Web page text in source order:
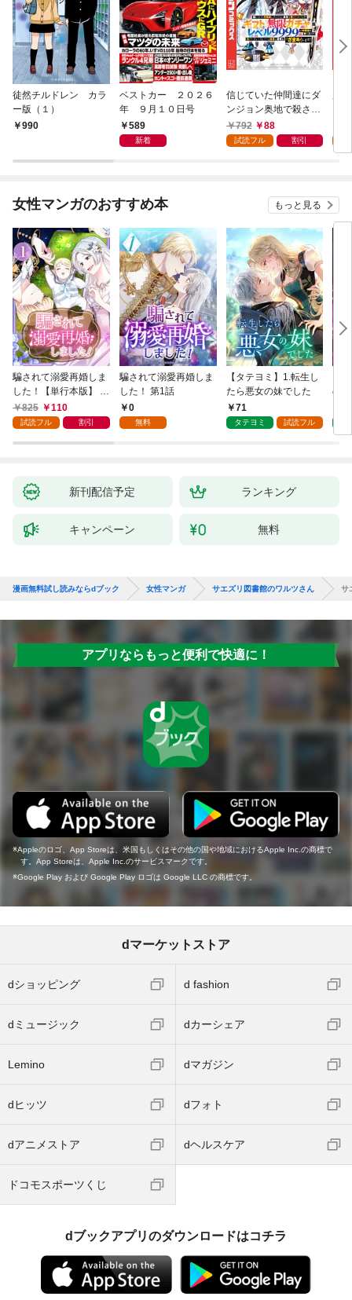
徒然チルドレン カラ
ー版（１）
990
ベストカー ２０２６
年 ９月１０日号
589
新着
信じていた仲間達にダ
ンジョン奥地で殺され
かけたがギフト『無限
ガチャ』でレベル９９
『ざまぁ！』します！
792 88
試読フル 割引
女性マンガのおすすめ本 もっと見る
騙されて溺愛再婚しま
した！【単行本版】 1
巻825 110
試読フル 割引
騙されて溺愛再婚しま
した！ 第1話
0
無料
【タテヨミ】1.転生し
たら悪女の妹でした
71
タテヨミ 試読フル
の
新刊配信予定 ランキング
キャンペーン 無料
漫画無料試し読みならdブック 女性マンガ サエズリ図書館のワルツさん サ
アプリならもっと便利で快適に！
Appleのロゴ、App Storeは、米国もしくはその他の国や地域におけるApple Inc.の商標で
す。App Storeは、Apple Inc.のサービスマークです。
Google Play および Google Play ロゴは Google LLC の商標です。
dマーケットストア
dショッピング d fashion
dミュージック dカーシェア
Lemino dマガジン
dヒッツ dフォト
dアニメストア dヘルスケア
ドコモスポーツくじ
dブックアプリのダウンロードはコチラ